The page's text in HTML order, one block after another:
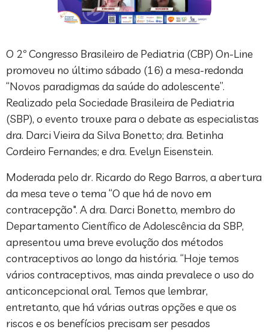
O 2º Congresso Brasileiro de Pediatria (CBP) On-Line
promoveu no último sábado (16) a mesa-redonda
“Novos paradigmas da saúde do adolescente”.
Realizado pela Sociedade Brasileira de Pediatria
(SBP), o evento trouxe para o debate as especialistas
dra. Darci Vieira da Silva Bonetto; dra. Betinha
Cordeiro Fernandes; e dra. Evelyn Eisenstein.
Moderada pelo dr. Ricardo do Rego Barros, a abertura
da mesa teve o tema “O que há de novo em
contracepção". A dra. Darci Bonetto, membro do
Departamento Científico de Adolescência da SBP,
apresentou uma breve evolução dos métodos
contraceptivos ao longo da história. “Hoje temos
vários contraceptivos, mas ainda prevalece o uso do
anticoncepcional oral. Temos que lembrar,
entretanto, que há várias outras opções e que os
riscos e os benefícios precisam ser pesados